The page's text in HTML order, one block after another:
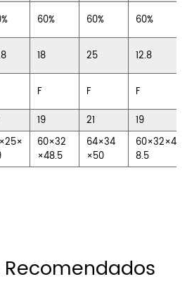
60% 60%
60%
18 25
12.8
F F
F
19 21
19
60×32
×48.5
64×34
×50
60×32×4
8.5